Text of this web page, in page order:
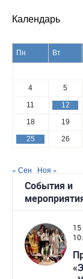
Календарь
Пн
Вт
4
5
11
12
18
19
25
26
« Сен Ноя »